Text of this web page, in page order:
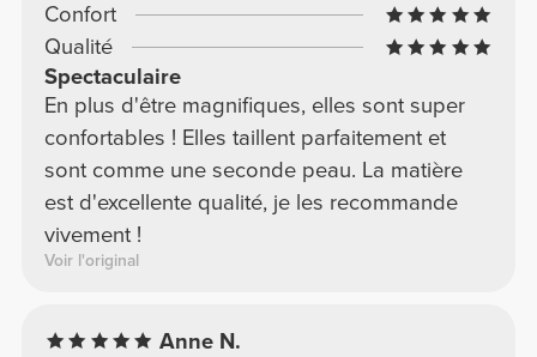
Confort
Qualité
Spectaculaire
En plus d'être magnifiques, elles sont super
confortables ! Elles taillent parfaitement et
sont comme une seconde peau. La matière
est d'excellente qualité, je les recommande
vivement !
Voir l'original
Anne N.